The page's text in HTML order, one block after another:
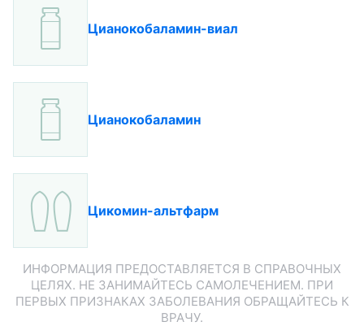
Цианокобаламин-виал
Цианокобаламин
Цикомин-альтфарм
ИНФОРМАЦИЯ ПРЕДОСТАВЛЯЕТСЯ В СПРАВОЧНЫХ
ЦЕЛЯХ. НЕ ЗАНИМАЙТЕСЬ САМОЛЕЧЕНИЕМ. ПРИ
ПЕРВЫХ ПРИЗНАКАХ ЗАБОЛЕВАНИЯ ОБРАЩАЙТЕСЬ К
ВРАЧУ.